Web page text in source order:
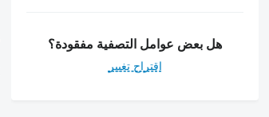
هل بعض عوامل التصفية مفقودة؟
اقتراح تغيير